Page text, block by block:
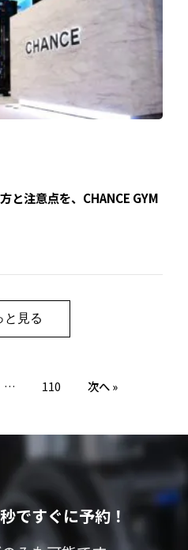
と注意点を、CHANCE GYM
と見る
… 110 次へ »
秒ですぐに予約！